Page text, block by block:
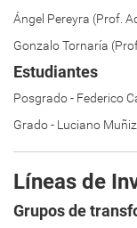
Ángel Pereyra (Prof.
Gonzalo Tornaría
Estudiantes
Posgrado - Federico
Grado - Luciano
Líneas de
Grupos de